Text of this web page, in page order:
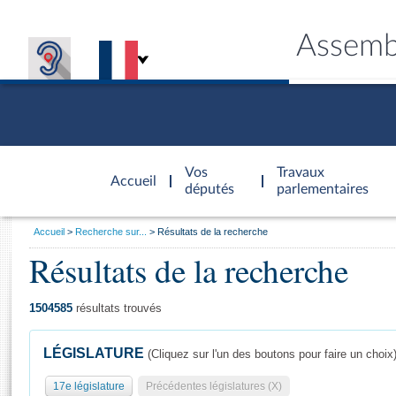
Accueil
d'accueil
Vos
députés
Travaux
parlementaires
Général
Vous
Accueil Recherche sur... Résultats de la recherche
Résultats de la recherche
1504585 résultats trouvés
LÉGISLATURE (Cliquez sur l'un des boutons pour faire un choix)
17e législature Précédentes législatures (X)